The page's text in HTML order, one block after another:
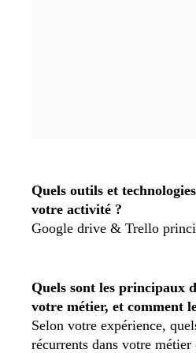
Quels outils et
votre activité ?
Google drive & Trello
Quels sont les principaux
votre métier, et comment
Selon votre expérience,
récurrents dans votre métier